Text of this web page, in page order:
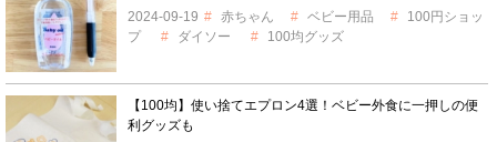
2024-09-19
赤ちゃん ベビー用品
100円ショッ
プ
ダイソー 100均グッズ
【100均】使い捨てエプロン4選！ベビー外食に一押しの便
利グッズも